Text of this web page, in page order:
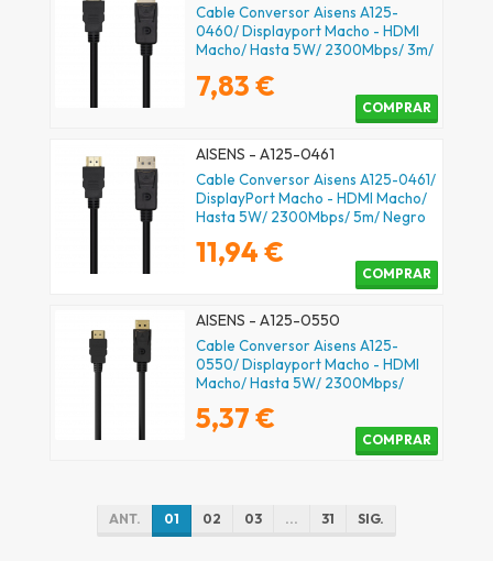
Cable Conversor Aisens A125-
0460/ Displayport Macho - HDMI
Macho/ Hasta 5W/ 2300Mbps/ 3m/
7,83 €
COMPRAR
AISENS - A125-0461
Cable Conversor Aisens A125-0461/
DisplayPort Macho - HDMI Macho/
Hasta 5W/ 2300Mbps/ 5m/ Negro
11,94 €
COMPRAR
AISENS - A125-0550
Cable Conversor Aisens A125-
0550/ Displayport Macho - HDMI
Macho/ Hasta 5W/ 2300Mbps/
5,37 €
COMPRAR
ANT. 01 02 03 ... 31 SIG.